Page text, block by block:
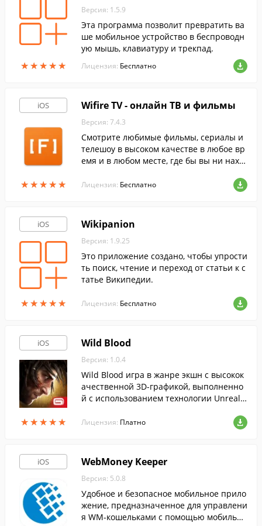
★★★★★
★★★★★
Версия: 1.5.9
Эта программа позволит превратить ва
ше мобильное устройство в беспроводн
ую мышь, клавиатуру и трекпад.
Лицензия: Бесплатно
iOS
★★★★★
★★★★★
Wifire TV - онлайн ТВ и фильмы
Версия: 7.4.3
Смотрите любимые фильмы, сериалы и
телешоу в высоком качестве в любое вр
емя и в любом месте, где бы вы ни нахо
и интересующие видео поможет встрое
Лицензия: Бесплатно
iOS
★★★★★
★★★★★
Wikipanion
Версия: 1.9.25
Это приложение создано, чтобы упрости
ть поиск, чтение и переход от статьи к с
татье Википедии.
Лицензия: Бесплатно
iOS
★★★★★
★★★★★
Wild Blood
Версия: 1.0.4
Wild Blood игра в жанре экшн с высокок
ачественной 3D-графикой, выполненно
й с использованием технологии Unreal T
Лицензия: Платно
iOS WebMoney Keeper
Версия: 5.0.8
Удобное и безопасное мобильное прило
жение, предназначенное для управлени
я WM-кошельками с помощью мобильн